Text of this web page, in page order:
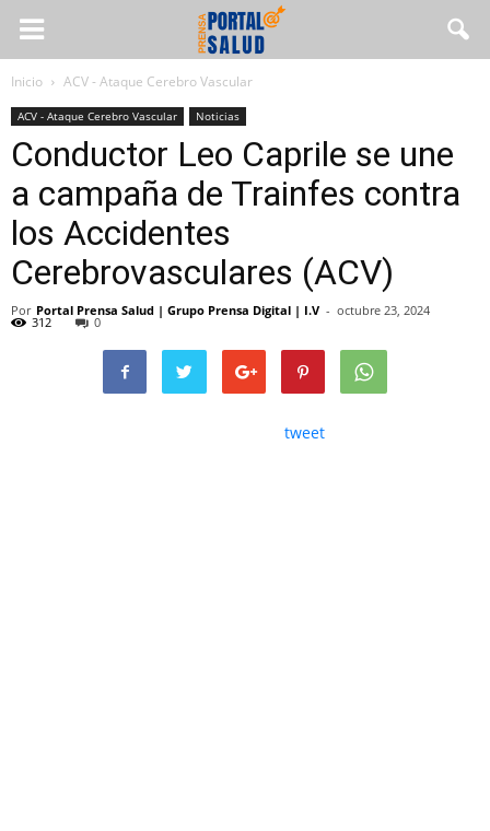
Inicio ACV - Ataque Cerebro Vascular
ACV - Ataque Cerebro Vascular Noticias
Conductor Leo Caprile se une
a campaña de Trainfes contra
los Accidentes
Cerebrovasculares (ACV)
Por Portal Prensa Salud | Grupo Prensa Digital | I.V - octubre 23, 2024
312 0
tweet